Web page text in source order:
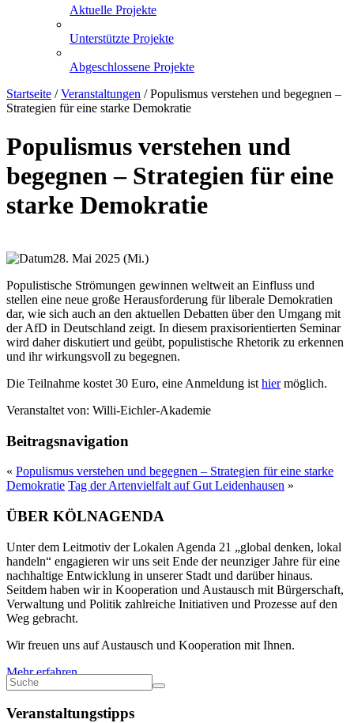
Aktuelle Projekte
Unterstützte Projekte
Abgeschlossene Projekte
Startseite /Veranstaltungen /Populismus verstehen und begegnen –
Strategien für eine starke Demokratie
Populismus verstehen und
begegnen – Strategien für eine
starke Demokratie
28. Mai 2025 (Mi.)
Populistische Strömungen gewinnen weltweit an Einfluss und
stellen eine neue große Herausforderung für liberale Demokratien
dar, wie sich auch an den aktuellen Debatten über den Umgang mit
der AfD in Deutschland zeigt. In diesem praxisorientierten Seminar
wird daher diskutiert und geübt, populistische Rhetorik zu erkennen
und ihr wirkungsvoll zu begegnen.
Die Teilnahme kostet 30 Euro, eine Anmeldung ist hiermöglich.
Veranstaltet von: Willi-Eichler-Akademie
Beitragsnavigation
« Populismus verstehen und begegnen – Strategien für eine starke
Demokratie Tag der Artenvielfalt auf Gut Leidenhausen »
ÜBER KÖLNAGENDA
Unter dem Leitmotiv der Lokalen Agenda 21 „global denken, lokal
handeln“ engagieren wir uns seit Ende der neunziger Jahre für eine
nachhaltige Entwicklung in unserer Stadt und darüber hinaus.
Seitdem haben wir in Kooperation und Austausch mit Bürgerschaft,
Verwaltung und Politik zahlreiche Initiativen und Prozesse auf den
Weg gebracht.
Wir freuen uns auf Austausch und Kooperation mit Ihnen.
Mehr erfahren
Veranstaltungstipps